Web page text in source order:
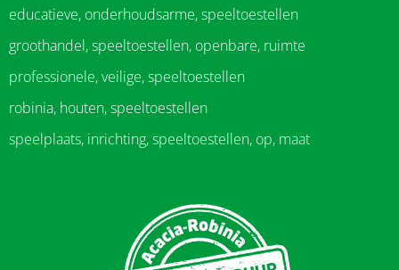
educatieve, onderhoudsarme, speeltoestellen
groothandel, speeltoestellen, openbare, ruimte
professionele, veilige, speeltoestellen
robinia, houten, speeltoestellen
speelplaats, inrichting, speeltoestellen, op, maat